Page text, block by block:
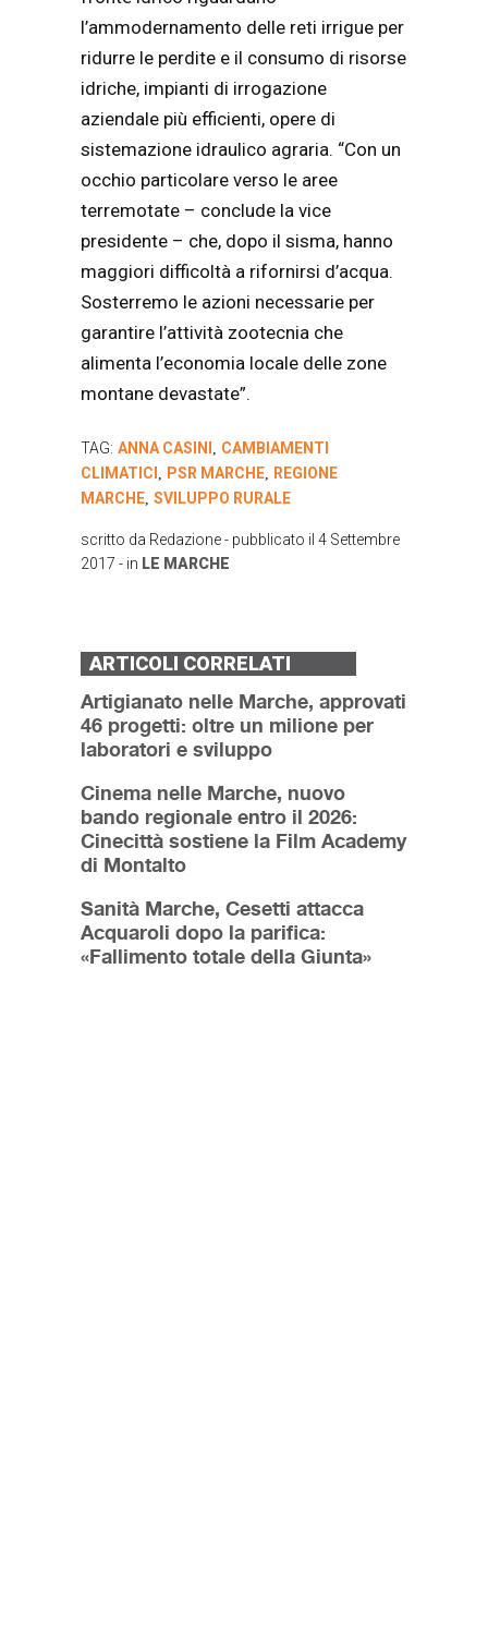
l’ammodernamento delle reti irrigue per
ridurre le perdite e il consumo di risorse
idriche, impianti di irrogazione
aziendale più efficienti, opere di
sistemazione idraulico agraria. “Con un
occhio particolare verso le aree
terremotate – conclude la vice
presidente – che, dopo il sisma, hanno
maggiori difficoltà a rifornirsi d’acqua.
Sosterremo le azioni necessarie per
garantire l’attività zootecnia che
alimenta l’economia locale delle zone
montane devastate”.
TAG: ANNA CASINI , CAMBIAMENTI
CLIMATICI , PSR MARCHE, REGIONE
MARCHE, SVILUPPO RURALE
scritto da Redazione- pubblicato il 4 Settembre
2017 - in LE MARCHE
ARTICOLI CORRELATI
Artigianato nelle Marche, approvati
46 progetti: oltre un milione per
laboratori e sviluppo
Cinema nelle Marche, nuovo
bando regionale entro il 2026:
Cinecittà sostiene la Film Academy
di Montalto
Sanità Marche, Cesetti attacca
Acquaroli dopo la parifica:
«Fallimento totale della Giunta»